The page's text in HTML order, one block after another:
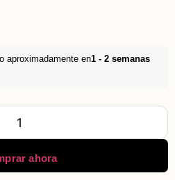
aproximadamente en1 - 2 semanas
ahora